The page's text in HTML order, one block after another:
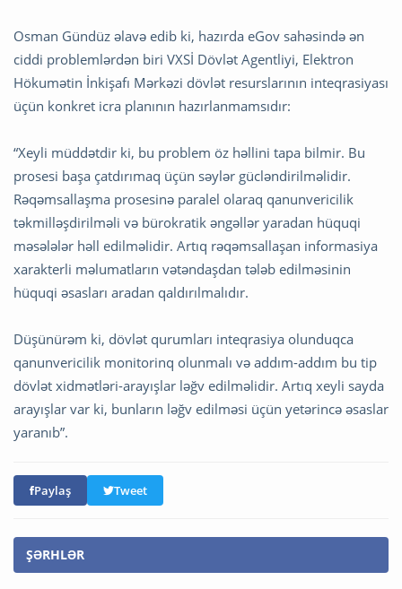
Osman Gündüz əlavə edib ki, hazırda eGov sahəsində ən
ciddi problemlərdən biri VXSİ Dövlət Agentliyi, Elektron
Hökumətin İnkişafı Mərkəzi dövlət resurslarının inteqrasiyası
üçün konkret icra planının hazırlanmamsıdır:
“Xeyli müddətdir ki, bu problem öz həllini tapa bilmir. Bu
prosesi başa çatdırımaq üçün səylər gücləndirilməlidir.
Rəqəmsallaşma prosesinə paralel olaraq qanunvericilik
təkmilləşdirilməli və bürokratik əngəllər yaradan hüquqi
məsələlər həll edilməlidir. Artıq rəqəmsallaşan informasiya
xarakterli məlumatların vətəndaşdan tələb edilməsinin
hüquqi əsasları aradan qaldırılmalıdır.
Düşünürəm ki, dövlət qurumları inteqrasiya olunduqca
qanunvericilik monitorinq olunmalı və addım-addım bu tip
dövlət xidmətləri-arayışlar ləğv edilməlidir. Artıq xeyli sayda
arayışlar var ki, bunların ləğv edilməsi üçün yetərincə əsaslar
yaranıb”.
Paylaş Tweet
ŞƏRHLƏR